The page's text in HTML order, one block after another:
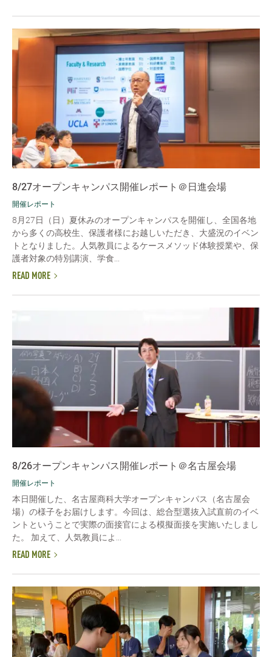
8/27オープンキャンパス開催レポート＠日進会場
開催レポート
8月27日（日）夏休みのオープンキャンパスを開催し、全国各地
から多くの高校生、保護者様にお越しいただき、大盛況のイベン
トとなりました。人気教員によるケースメソッド体験授業や、保
護者対象の特別講演、学食...
READ MORE
8/26オープンキャンパス開催レポート＠名古屋会場
開催レポート
本日開催した、名古屋商科大学オープンキャンパス（名古屋会
場）の様子をお届けします。今回は、総合型選抜入試直前のイベ
ントということで実際の面接官による模擬面接を実施いたしまし
た。 加えて、人気教員によ...
READ MORE